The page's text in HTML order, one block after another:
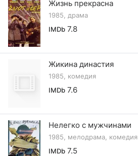
Жизнь прекрасна
1985, драма
IMDb 7.8
Жикина династия
1985, комедия
IMDb 7.6
Нелегко с мужчинами
1985, мелодрама, комедия
IMDb 7.5